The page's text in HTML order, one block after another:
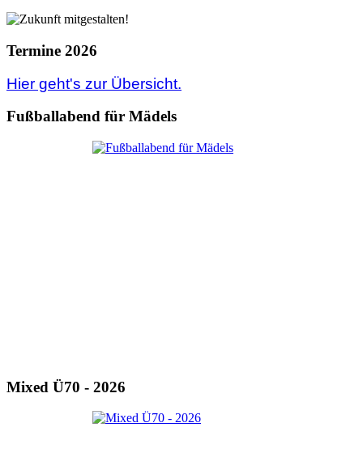
Termine 2026
Hier geht's zur Übersicht.
Fußballabend für Mädels
Mixed Ü70 - 2026